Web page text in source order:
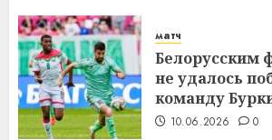
матч
Белорусским
не удалось
команду
10.06.2026 0